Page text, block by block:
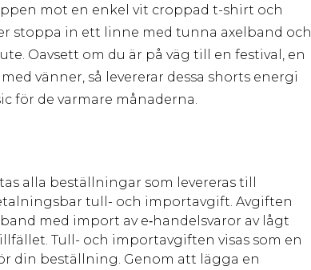
mot en enkel vit croppad t-shirt och
stoppa in ett linne med tunna axelband och
Oavsett om du är på väg till en festival, en
vänner, så levererar dessa shorts energi
för de varmare månaderna.
alla beställningar som levereras till
tull- och importavgift. Avgiften
med import av e‑handelsvaror av lågt
Tull- och importavgiften visas som en
din beställning. Genom att lägga en